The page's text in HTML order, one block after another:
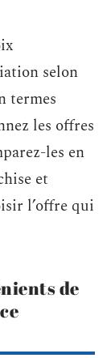
selon
termes
les offres
les en
et
l’offre qui
de